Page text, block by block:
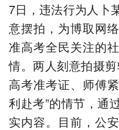
7日，违法行为人卜
意摆拍，为博取网
准高考全民关注的
情。两人刻意拍摄
高考准考证、师傅
利赴考”的情节，通
实内容。目前，公